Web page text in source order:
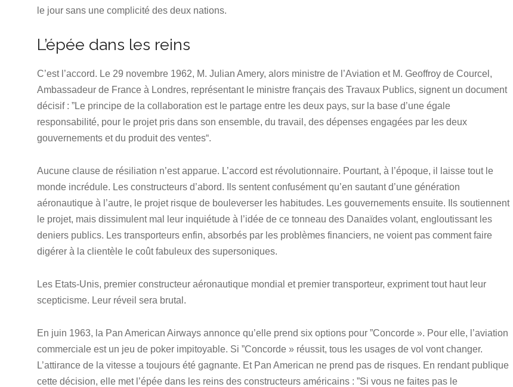
le jour sans une complicité des deux nations.
L’épée dans les reins
C’est l’accord. Le 29 novembre 1962, M. Julian Amery, alors ministre de l’Aviation et M. Geoffroy de Courcel,
Ambassadeur de France à Londres, représentant le ministre français des Travaux Publics, signent un document
décisif : ”Le principe de la collaboration est le partage entre les deux pays, sur la base d’une égale
responsabilité, pour le projet pris dans son ensemble, du travail, des dépenses engagées par les deux
gouvernements et du produit des ventes“.
Aucune clause de résiliation n’est apparue. L’accord est révolutionnaire. Pourtant, à l’époque, il laisse tout le
monde incrédule. Les constructeurs d’abord. Ils sentent confusément qu’en sautant d’une génération
aéronautique à l’autre, le projet risque de bouleverser les habitudes. Les gouvernements ensuite. Ils soutiennent
le projet, mais dissimulent mal leur inquiétude à l’idée de ce tonneau des Danaïdes volant, engloutissant les
deniers publics. Les transporteurs enfin, absorbés par les problèmes financiers, ne voient pas comment faire
digérer à la clientèle le coût fabuleux des supersoniques.
Les Etats-Unis, premier constructeur aéronautique mondial et premier transporteur, expriment tout haut leur
scepticisme. Leur réveil sera brutal.
En juin 1963, la Pan American Airways annonce qu’elle prend six options pour ”Concorde ». Pour elle, l’aviation
commerciale est un jeu de poker impitoyable. Si ”Concorde » réussit, tous les usages de vol vont changer.
L’attirance de la vitesse a toujours été gagnante. Et Pan American ne prend pas de risques. En rendant publique
cette décision, elle met l’épée dans les reins des constructeurs américains : ”Si vous ne faites pas le